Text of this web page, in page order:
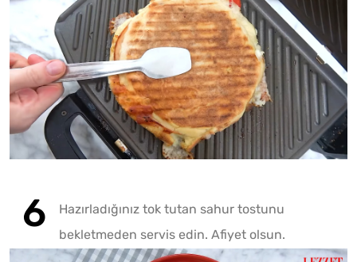
Hazırladığınız tok tutan sahur tostunu
bekletmeden servis edin. Afiyet olsun.